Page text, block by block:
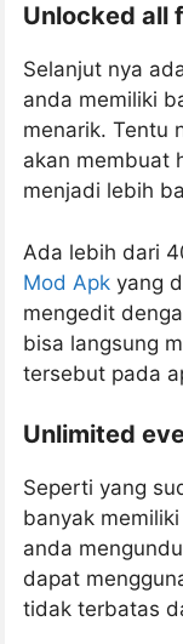
Unlocked all
Selanjut nya
anda memiliki
menarik. Tentu
akan membuat
menjadi lebih
Ada lebih dari
Mod Apk yang
mengedit
bisa langsung
tersebut pada
Unlimited
Seperti yang
banyak
anda
dapat
tidak terbatas